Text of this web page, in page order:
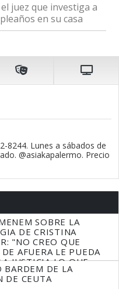
juez que investiga a
en su casa
8244. Lunes a sábados de
@asiakapalermo. Precio
SOBRE LA
DE CRISTINA
"NO CREO QUE
AFUERA LE PUEDA
JUSTICIA LO QUE
HACER"
BARDEM DE LA
DE CEUTA